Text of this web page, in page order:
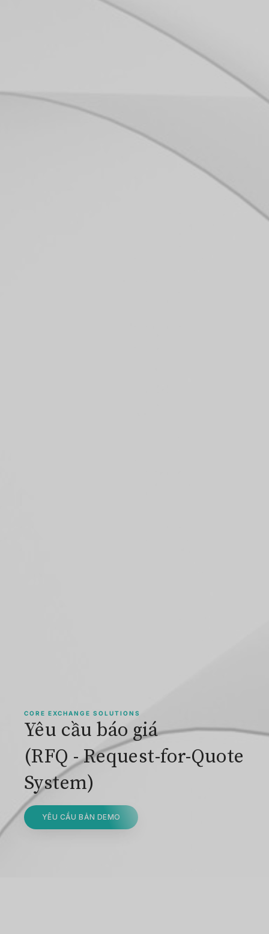
CORE EXCHANGE SOLUTIONS
Yêu cầu báo giá
(RFQ - Request-for-Quote
System)
YÊU CẦU BẢN DEMO